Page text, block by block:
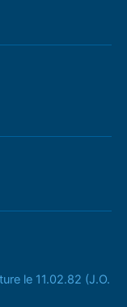
le 11.02.82 (J.O.